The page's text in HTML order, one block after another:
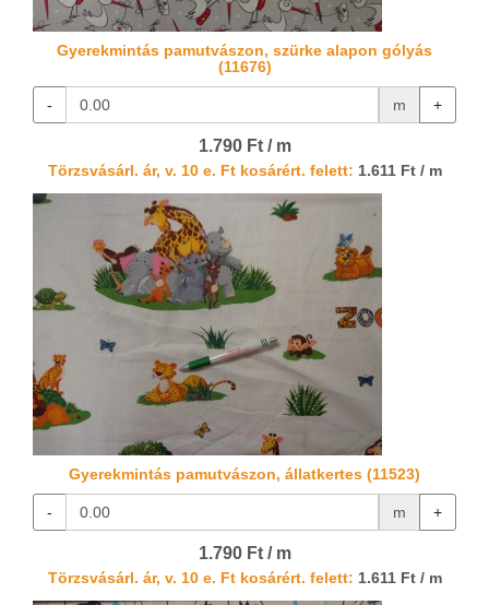
Gyerekmintás pamutvászon, szürke alapon gólyás
(11676)
- m +
1.790 Ft / m
Törzsvásárl. ár, v. 10 e. Ft kosárért. felett: 1.611 Ft / m
Gyerekmintás pamutvászon, állatkertes (11523)
- m +
1.790 Ft / m
Törzsvásárl. ár, v. 10 e. Ft kosárért. felett: 1.611 Ft / m